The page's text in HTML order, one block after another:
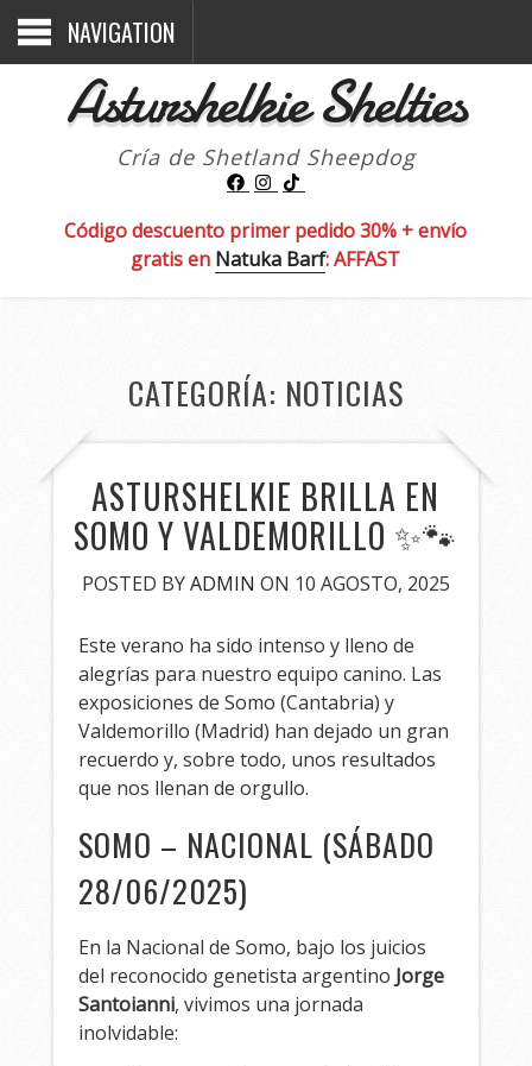
NAVIGATION
Asturshelkie Shelties
Cría de Shetland Sheepdog
Código descuento primer pedido 30% + envío
gratis en Natuka Barf: AFFAST
CATEGORÍA: NOTICIAS
ASTURSHELKIE BRILLA EN
SOMO Y VALDEMORILLO ✨🐾
POSTED BYADMIN ON 10 AGOSTO, 2025
Este verano ha sido intenso y lleno de
alegrías para nuestro equipo canino. Las
exposiciones de Somo (Cantabria) y
Valdemorillo (Madrid) han dejado un gran
recuerdo y, sobre todo, unos resultados
que nos llenan de orgullo.
SOMO – NACIONAL (SÁBADO
28/06/2025)
En la Nacional de Somo, bajo los juicios
del reconocido genetista argentino Jorge
Santoianni, vivimos una jornada
inolvidable: